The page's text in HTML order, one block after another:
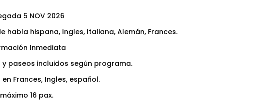
5 NOV 2026
habla hispana, Ingles, Italiana, Alemán, Frances.
Inmediata
paseos incluidos según programa.
Frances, Ingles, español.
16 pax.